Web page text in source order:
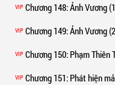
VIP Chương 148: Ảnh Vương
VIP Chương 149: Ảnh Vương
VIP Chương 150: Phạm Thiên
VIP Chương 151: Phát hiện